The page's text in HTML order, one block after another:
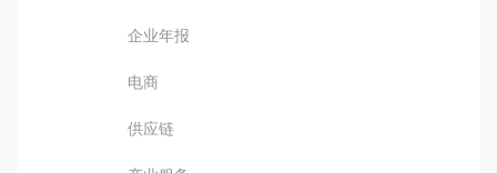
企业年报
电商
供应链